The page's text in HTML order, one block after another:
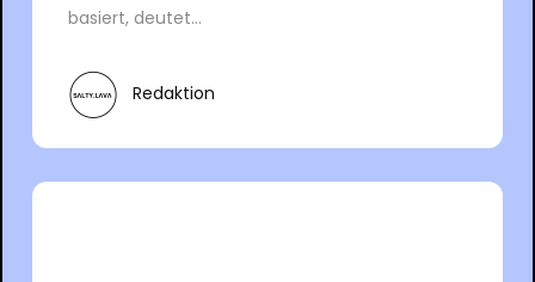
basiert, deutet...
Redaktion